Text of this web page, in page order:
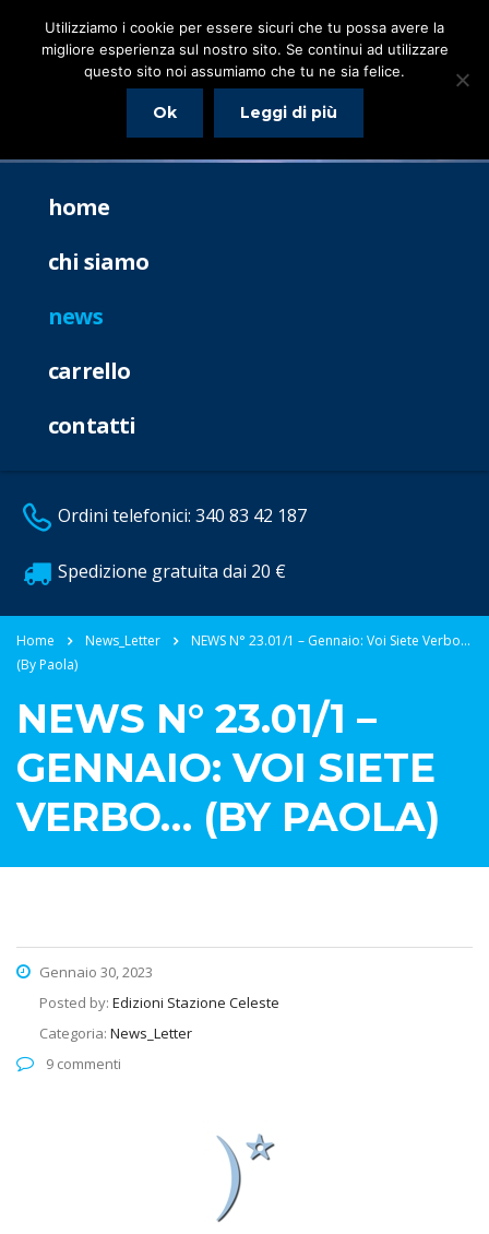
home
chi siamo
news
carrello
contatti
Ordini telefonici: 340 83 42 187
Spedizione gratuita dai 20 €
Home News_Letter
NEWS N° 23.01/1 – Gennaio: Voi Siete Verbo…
(by Paola)
NEWS N° 23.01/1 –
GENNAIO: VOI SIETE
VERBO… (BY PAOLA)
Gennaio 30, 2023
Posted by: Edizioni Stazione Celeste
Categoria: News_Letter
9 commenti
Utilizziamo i cookie per essere sicuri che tu possa avere la
migliore esperienza sul nostro sito. Se continui ad utilizzare
questo sito noi assumiamo che tu ne sia felice.
Ok Leggi di più